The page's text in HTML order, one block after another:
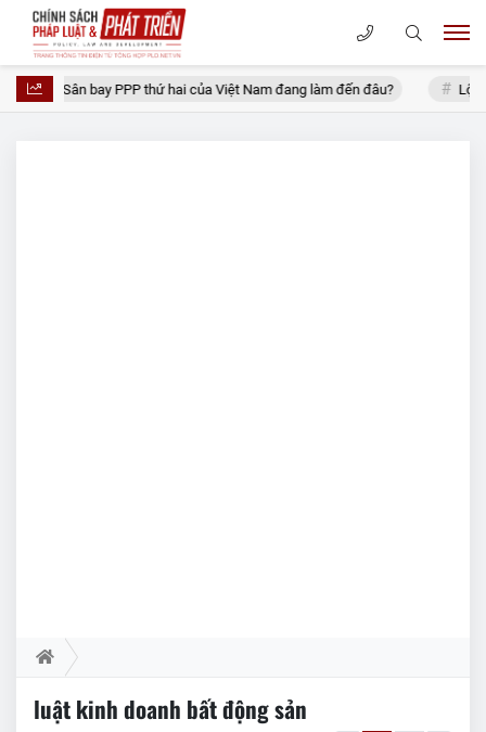
Sân bay PPP thứ hai của Việt Nam đang làm đến đâu? Lộ diện
luật kinh doanh bất động sản